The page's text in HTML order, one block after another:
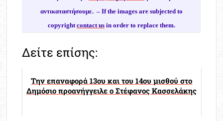
αντικαταστήσουμε. – If the images are subjected to
copyrightcontact usin order to replace them.
Δείτε επίσης:
Την επαναφορά 13ου και του 14ου μισθού στο
Δημόσιο προανήγγειλε ο Στέφανος Κασσελάκης